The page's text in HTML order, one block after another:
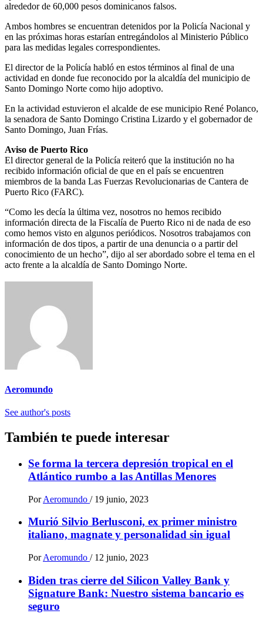
alrededor de 60,000 pesos dominicanos falsos.
Ambos hombres se encuentran detenidos por la Policía Nacional y
en las próximas horas estarían entregándolos al Ministerio Público
para las medidas legales correspondientes.
El director de la Policía habló en estos términos al final de una
actividad en donde fue reconocido por la alcaldía del municipio de
Santo Domingo Norte como hijo adoptivo.
En la actividad estuvieron el alcalde de ese municipio René Polanco,
la senadora de Santo Domingo Cristina Lizardo y el gobernador de
Santo Domingo, Juan Frías.
Aviso de Puerto Rico
El director general de la Policía reiteró que la institución no ha
recibido información oficial de que en el país se encuentren
miembros de la banda Las Fuerzas Revolucionarias de Cantera de
Puerto Rico (FARC).
“Como les decía la última vez, nosotros no hemos recibido
información directa de la Fiscalía de Puerto Rico ni de nada de eso
como hemos visto en algunos periódicos. Nosotros trabajamos con
información de dos tipos, a partir de una denuncia o a partir del
conocimiento de un hecho”, dijo al ser abordado sobre el tema en el
acto frente a la alcaldía de Santo Domingo Norte.
Aeromundo
See author's posts
También te puede interesar
Se forma la tercera depresión tropical en el
Atlántico rumbo a las Antillas Menores
Por Aeromundo / 19 junio, 2023
Murió Silvio Berlusconi, ex primer ministro
italiano, magnate y personalidad sin igual
Por Aeromundo / 12 junio, 2023
Biden tras cierre del Silicon Valley Bank y
Signature Bank: Nuestro sistema bancario es
seguro